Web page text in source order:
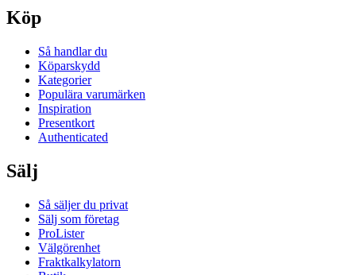
Köp
Så handlar du
Köparskydd
Kategorier
Populära varumärken
Inspiration
Presentkort
Authenticated
Sälj
Så säljer du privat
Sälj som företag
ProLister
Välgörenhet
Fraktkalkylatorn